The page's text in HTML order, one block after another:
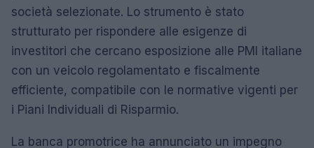
società selezionate. Lo strumento è stato
strutturato per rispondere alle esigenze di
investitori che cercano esposizione alle PMI italiane
con un veicolo regolamentato e fiscalmente
efficiente, compatibile con le normative vigenti per
i Piani Individuali di Risparmio.
La banca promotrice ha annunciato un impegno